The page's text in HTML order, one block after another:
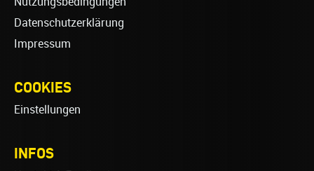
Datenschutzerklärung
Impressum
COOKIES
Einstellungen
INFOS